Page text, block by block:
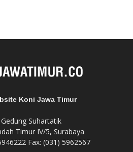
Koni Jawa Timur
Suhartatik
Timur IV/5, Surabaya
Fax: (031) 5962567